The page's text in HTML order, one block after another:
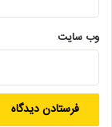
• فیلم جدید بهاره
• برگزاری کنسرت
• رییس پانزدهمین
وب‌ سایت